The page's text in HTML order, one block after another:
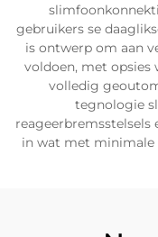
gebruikers se
is ontwerp om aan
voldoen, met opsies
volledig
tegnologie
in wat met minimale